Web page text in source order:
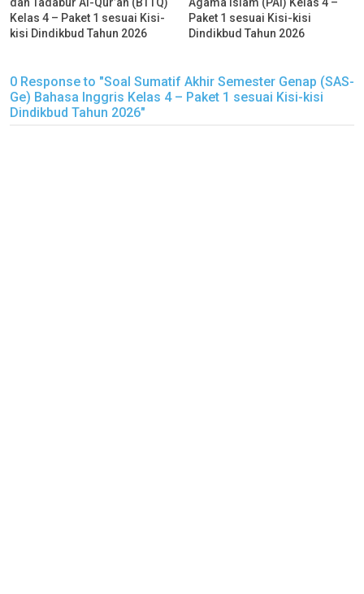
Kelas 4 – Paket 1 sesuai Kisi-
kisi Dindikbud Tahun 2026
Paket 1 sesuai Kisi-kisi
Dindikbud Tahun 2026
0 Response to "Soal Sumatif Akhir Semester Genap (SAS-
Ge) Bahasa Inggris Kelas 4 – Paket 1 sesuai Kisi-kisi
Dindikbud Tahun 2026"